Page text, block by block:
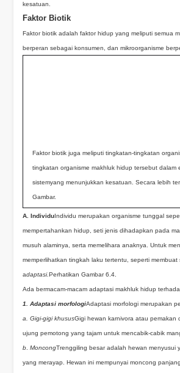
kesatuan.
Faktor Biotik
Faktor biotik adalah faktor hidup yang meliputi semua
berperan sebagai konsumen, dan mikroorganisme
Faktor biotik juga meliputi tingkatan-tingkatan
tingkatan organisme makhluk hidup tersebut dalam
sistemyang menunjukkan kesatuan. Secara lebih
Gambar.
A. IndividuIndividu merupakan organisme tunggal
mempertahankan hidup, seti jenis dihadapkan pada
musuh alaminya, serta memelihara anaknya. Untuk
memperlihatkan tingkah laku tertentu, seperti
adaptasi.Perhatikan Gambar 6.4.
Ada bermacam-macam adaptasi makhluk hidup
1. Adaptasi morfologiAdaptasi morfologi merupakan
a. Gigi-gigi khususGigi hewan karnivora atau
ujung pemotong yang tajam untuk mencabik-cabik
b MoncongTrenggiling besar adalah hewan menyusui
yang merayap. Hewan ini mempunyai moncong